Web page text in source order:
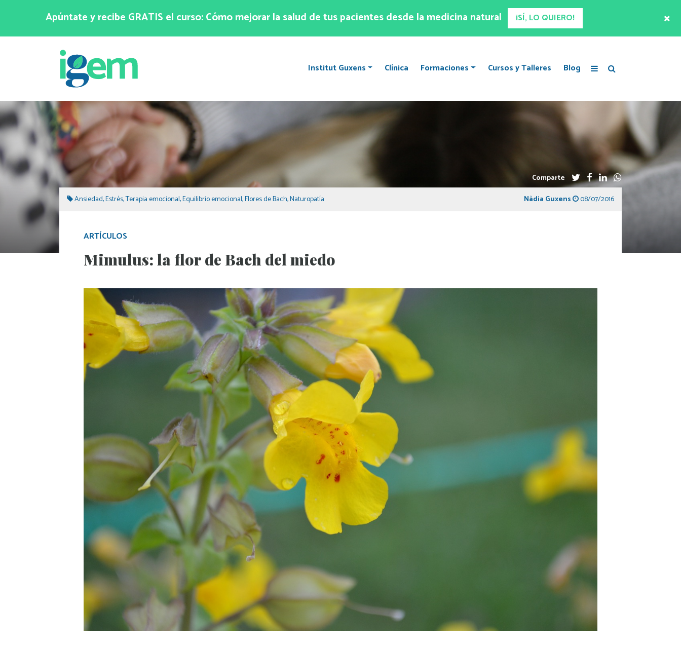
Apúntate y recibe GRATIS el curso: Cómo mejorar la salud de tus pacientes desde la medicina natural ¡SÍ, LO QUIERO!
Institut Guxens Clínica Formaciones Cursos y Talleres Blog
Comparte
Ansiedad,Estrés,Terapia emocional,Equilibrio emocional,Flores de Bach,Naturopatía Nàdia Guxens 08/07/2016
ARTÍCULOS
Mimulus: la flor de Bach del miedo